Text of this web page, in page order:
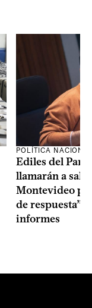
POLÍTICA
Ediles del
llamarán a sala
Montevideo
de respuesta”
informes